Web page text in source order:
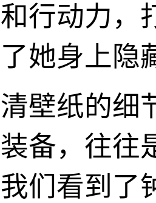
行动力，
她身上隐
壁纸的细
备，往往
们看到了